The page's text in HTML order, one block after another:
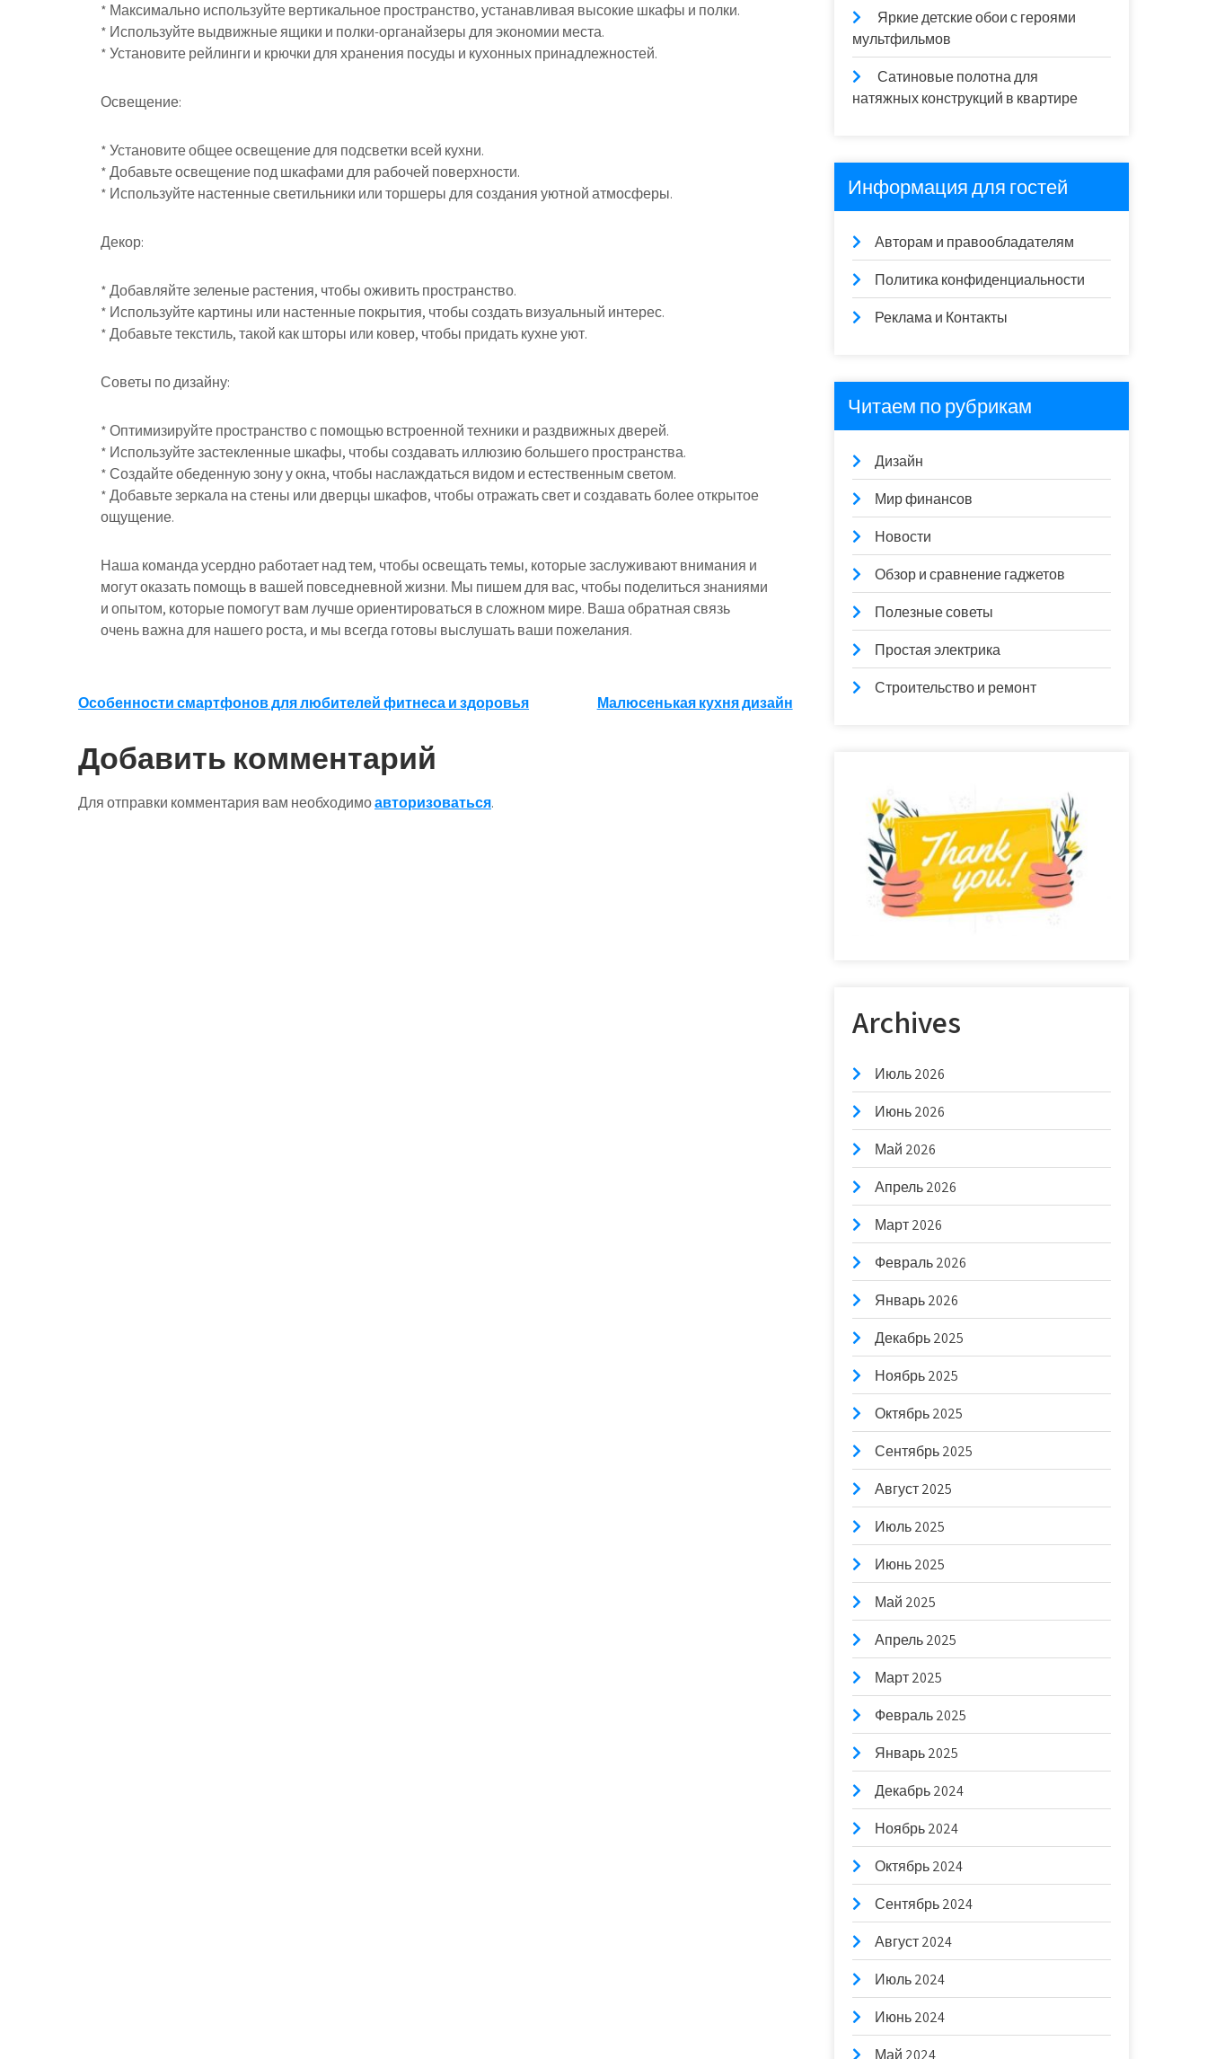
* Максимально используйте вертикальное пространство, устанавливая высокие шкафы и полки.
* Используйте выдвижные ящики и полки-органайзеры для экономии места.
* Установите рейлинги и крючки для хранения посуды и кухонных принадлежностей.
Освещение:
* Установите общее освещение для подсветки всей кухни.
* Добавьте освещение под шкафами для рабочей поверхности.
* Используйте настенные светильники или торшеры для создания уютной атмосферы.
Декор:
* Добавляйте зеленые растения, чтобы оживить пространство.
* Используйте картины или настенные покрытия, чтобы создать визуальный интерес.
* Добавьте текстиль, такой как шторы или ковер, чтобы придать кухне уют.
Советы по дизайну:
* Оптимизируйте пространство с помощью встроенной техники и раздвижных дверей.
* Используйте застекленные шкафы, чтобы создавать иллюзию большего пространства.
* Создайте обеденную зону у окна, чтобы наслаждаться видом и естественным светом.
* Добавьте зеркала на стены или дверцы шкафов, чтобы отражать свет и создавать более открытое
ощущение.
Наша команда усердно работает над тем, чтобы освещать темы, которые заслуживают внимания и
могут оказать помощь в вашей повседневной жизни. Мы пишем для вас, чтобы поделиться знаниями
и опытом, которые помогут вам лучше ориентироваться в сложном мире. Ваша обратная связь
очень важна для нашего роста, и мы всегда готовы выслушать ваши пожелания.
Навигация
по
записям
Особенности смартфонов для любителей фитнеса и здоровья Малюсенькая кухня дизайн
Добавить комментарий
Для отправки комментария вам необходимоавторизоваться.
Яркие детские обои с героями
мультфильмов
Сатиновые полотна для
натяжных конструкций в квартире
Информация для гостей
Авторам и правообладателям
Политика конфиденциальности
Реклама и Контакты
Читаем по рубрикам
Дизайн
Мир финансов
Новости
Обзор и сравнение гаджетов
Полезные советы
Простая электрика
Строительство и ремонт
Archives
Июль 2026
Июнь 2026
Май 2026
Апрель 2026
Март 2026
Февраль 2026
Январь 2026
Декабрь 2025
Ноябрь 2025
Октябрь 2025
Сентябрь 2025
Август 2025
Июль 2025
Июнь 2025
Май 2025
Апрель 2025
Март 2025
Февраль 2025
Январь 2025
Декабрь 2024
Ноябрь 2024
Октябрь 2024
Сентябрь 2024
Август 2024
Июль 2024
Июнь 2024
Май 2024